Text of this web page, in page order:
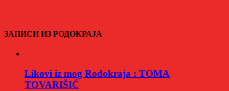
ЗАПИСИ ИЗ РОДОКРАЈА
Likovi iz mog Rodokraja : TOMA
TOVARIŠIĆ